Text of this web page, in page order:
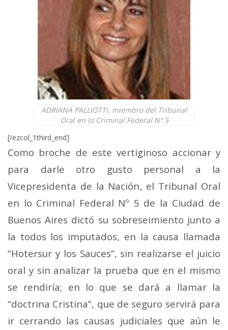
ADRIANA PALLIOTTI, miembro del Tribunal
Oral en lo Criminal Federal Nº 5
[/ezcol_1third_end]
Como broche de este vertiginoso accionar y
para darle otro gusto personal a la
Vicepresidenta de la Nación, el Tribunal Oral
en lo Criminal Federal Nº 5 de la Ciudad de
Buenos Aires dictó su sobreseimiento junto a
la todos los imputados, en la causa llamada
“Hotersur y los Sauces”, sin realizarse el juicio
oral y sin analizar la prueba que en el mismo
se rendiría; en lo que se dará a llamar la
“doctrina Cristina”, que de seguro servirá para
ir cerrando las causas judiciales que aún le